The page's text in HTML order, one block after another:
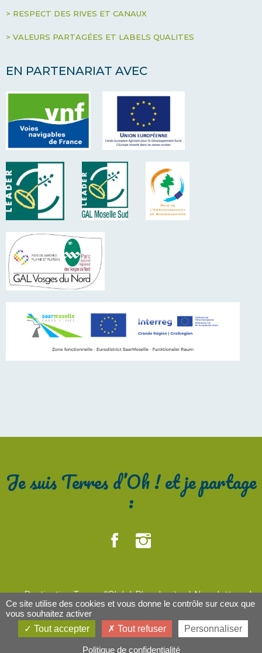
> RESPECT DES RIVES ET CANAUX
> VALEURS PARTAGÉES ET LABELS QUALITES
EN PARTENARIAT AVEC
Je suis Terres d’Oh ! et je partage
:
Destination Terres d'Oh ! Plan du site
Newsletters
Contact
Mentions légales
Devenir partenaire
Nos brochures touristiques
Ce site utilise des cookies et vous donne le contrôle sur ceux que
vous souhaitez activer
Tout accepter
Tout refuser Personnaliser
Politique de confidentialité